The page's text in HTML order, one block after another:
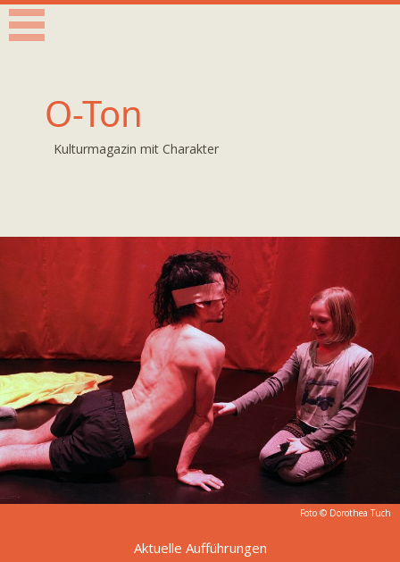
O-Ton
Kulturmagazin mit Charakter
Foto © Dorothea Tuch
Aktuelle Aufführungen